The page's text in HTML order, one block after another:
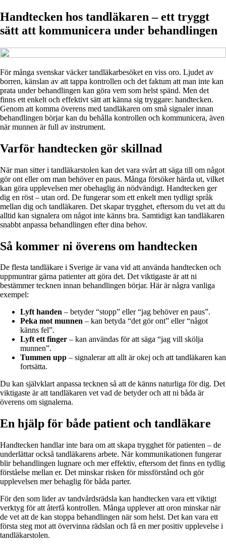
Handtecken hos tandläkaren – ett tryggt
sätt att kommunicera under behandlingen
För många svenskar väcker tandläkarbesöket en viss oro. Ljudet av
borren, känslan av att tappa kontrollen och det faktum att man inte kan
prata under behandlingen kan göra vem som helst spänd. Men det
finns ett enkelt och effektivt sätt att känna sig tryggare: handtecken.
Genom att komma överens med tandläkaren om små signaler innan
behandlingen börjar kan du behålla kontrollen och kommunicera, även
när munnen är full av instrument.
Varför handtecken gör skillnad
När man sitter i tandläkarstolen kan det vara svårt att säga till om något
gör ont eller om man behöver en paus. Många försöker härda ut, vilket
kan göra upplevelsen mer obehaglig än nödvändigt. Handtecken ger
dig en röst – utan ord. De fungerar som ett enkelt men tydligt språk
mellan dig och tandläkaren. Det skapar trygghet, eftersom du vet att du
alltid kan signalera om något inte känns bra. Samtidigt kan tandläkaren
snabbt anpassa behandlingen efter dina behov.
Så kommer ni överens om handtecken
De flesta tandläkare i Sverige är vana vid att använda handtecken och
uppmuntrar gärna patienter att göra det. Det viktigaste är att ni
bestämmer tecknen innan behandlingen börjar. Här är några vanliga
exempel:
Lyft handen – betyder “stopp” eller “jag behöver en paus”.
Peka mot munnen – kan betyda “det gör ont” eller “något
känns fel”.
Lyft ett finger – kan användas för att säga “jag vill skölja
munnen”.
Tummen upp – signalerar att allt är okej och att tandläkaren kan
fortsätta.
Du kan självklart anpassa tecknen så att de känns naturliga för dig. Det
viktigaste är att tandläkaren vet vad de betyder och att ni båda är
överens om signalerna.
En hjälp för både patient och tandläkare
Handtecken handlar inte bara om att skapa trygghet för patienten – de
underlättar också tandläkarens arbete. När kommunikationen fungerar
blir behandlingen lugnare och mer effektiv, eftersom det finns en tydlig
förståelse mellan er. Det minskar risken för missförstånd och gör
upplevelsen mer behaglig för båda parter.
För den som lider av tandvårdsrädsla kan handtecken vara ett viktigt
verktyg för att återfå kontrollen. Många upplever att oron minskar när
de vet att de kan stoppa behandlingen när som helst. Det kan vara ett
första steg mot att övervinna rädslan och få en mer positiv upplevelse i
tandläkarstolen.